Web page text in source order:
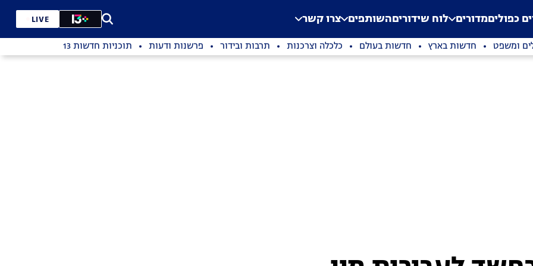
Application error: a
. כפוליםמדורים לוח שידוריםהשותפים צרו קשר LIVE
ומשפט חדשות בארץ חדשות בעולם כלכלה וצרכנות תרבות ובידור פרשנות ודעות תוכניות חדשות 13